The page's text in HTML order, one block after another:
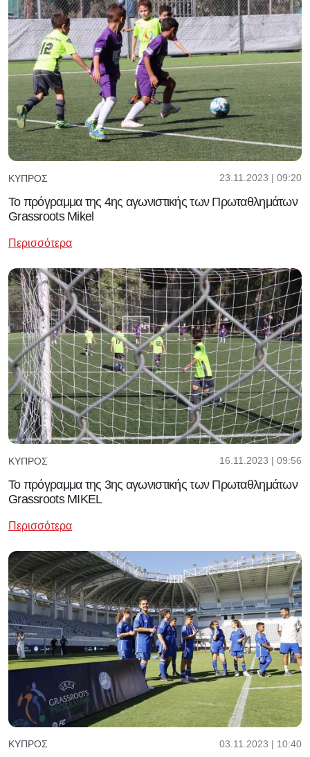
ΚΎΠΡΟΣ 23.11.2023 | 09:20
Το πρόγραμμα της 4ης αγωνιστικής των Πρωταθλημάτων
Grassroots Mikel
Περισσότερα
ΚΎΠΡΟΣ 16.11.2023 | 09:56
Το πρόγραμμα της 3ης αγωνιστικής των Πρωταθλημάτων
Grassroots MIKEL
Περισσότερα
ΚΎΠΡΟΣ 03.11.2023 | 10:40